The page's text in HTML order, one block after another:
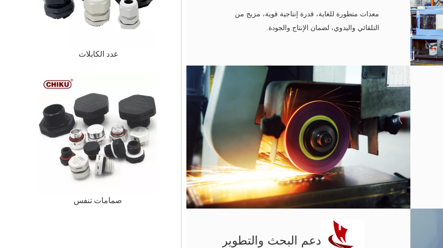
غدد الكابلات
صمامات تنفس
معدات متطورة للغاية، قدرة إنتاجية قوية، مزيج من
التلقائي واليدوي، لضمان الإنتاج والجودة.
دعم البحث والتطوير